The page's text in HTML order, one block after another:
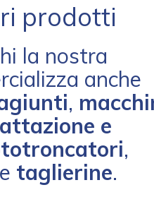
prodotti
la nostra
anche
,
e
,
e taglierine.